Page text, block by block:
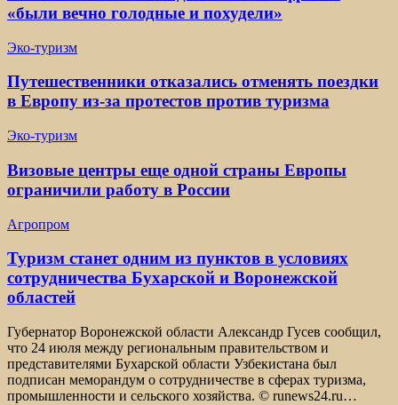
«были вечно голодные и похудели»
Эко-туризм
Путешественники отказались отменять поездки
в Европу из-за протестов против туризма
Эко-туризм
Визовые центры еще одной страны Европы
ограничили работу в России
Агропром
Туризм станет одним из пунктов в условиях
сотрудничества Бухарской и Воронежской
областей
Губернатор Воронежской области Александр Гусев сообщил,
что 24 июля между региональным правительством и
представителями Бухарской области Узбекистана был
подписан меморандум о сотрудничестве в сферах туризма,
промышленности и сельского хозяйства. © runews24.ru…